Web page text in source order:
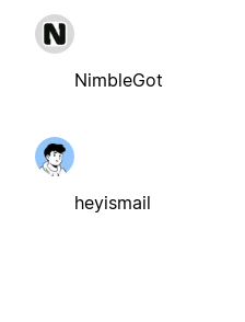
NimbleGot
heyismail